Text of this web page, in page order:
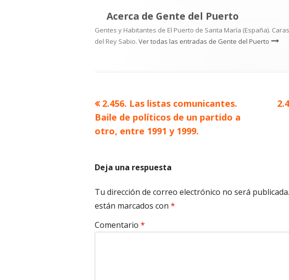
Acerca de Gente del Puerto
Gentes y Habitantes de El Puerto de Santa María (España).
del Rey Sabio. Ver todas las entradas de Gente del Puerto
Navegación
de
Artículo
anterior
2.456. Las listas comunicantes.
Baile de políticos de un partido a
otro, entre 1991 y 1999.
Deja una respuesta
Tu dirección de correo electrónico no será publicada.
están marcados con *
Comentario *